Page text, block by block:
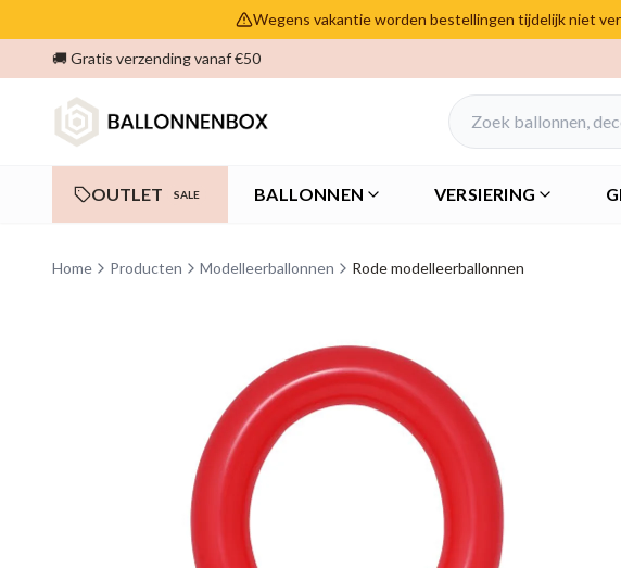
Wegens vakantie worden bestellingen tijdelijk niet
🚚 Gratis verzending vanaf €50
OUTLET SALE BALLONNEN VERSIERING
Home Producten Modelleerballonnen Rode modelleerballonnen